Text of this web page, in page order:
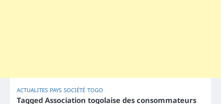
ACTUALITES PAYS SOCIÉTÉ TOGO
Tagged Association togolaise des consommateurs